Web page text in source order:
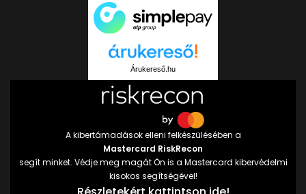
Árukereső.hu
A kibertámadások elleni felkészülésében a
Mastercard RiskRecon
segít minket. Védje meg magát Ön is a Mastercard kibervédelmi
kisokos segítségével!